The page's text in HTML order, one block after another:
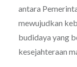
antara
mewujudkan
budidaya yang
kesejahteraan